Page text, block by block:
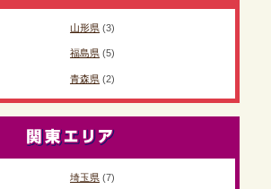
山形県(3)
福島県(5)
青森県(2)
埼玉県(7)